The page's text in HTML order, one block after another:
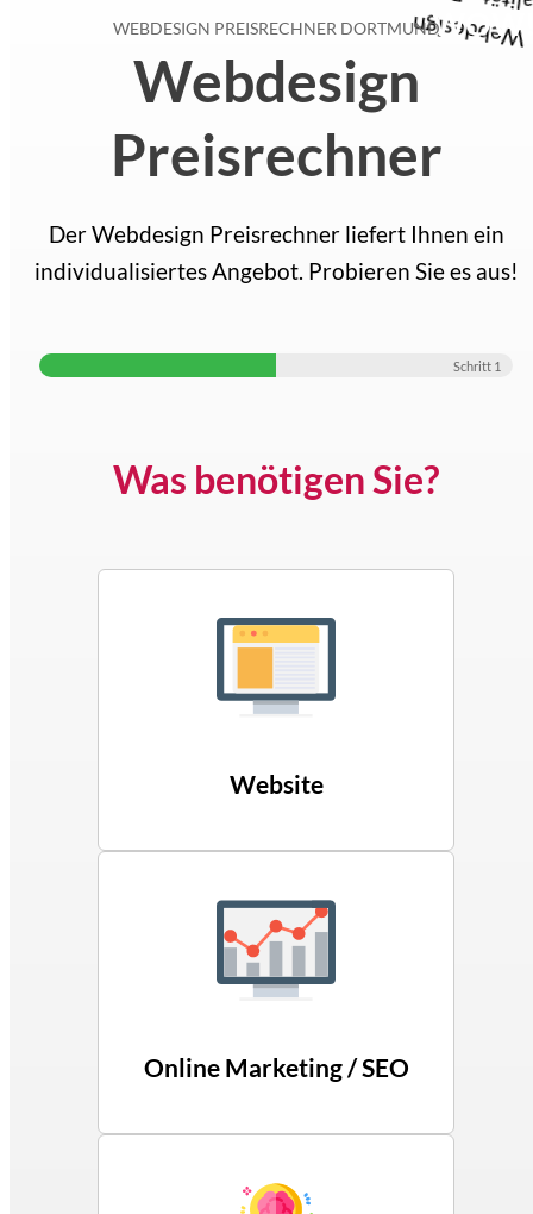
WEBDESIGN PREISRECHNER DORTMUND
Webdesign
Preisrechner
Der Webdesign Preisrechner liefert Ihnen ein
individualisiertes Angebot. Probieren Sie es aus!
Schritt 1
Was benötigen Sie?
Website
Online Marketing / SEO